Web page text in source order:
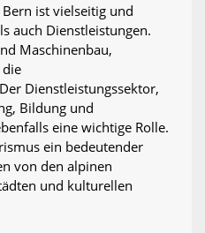
ist vielseitig und
auch Dienstleistungen.
Maschinenbau,
Dienstleistungssektor,
Bildung und
eine wichtige Rolle.
ein bedeutender
von den alpinen
und kulturellen